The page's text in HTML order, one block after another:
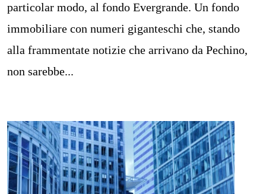
particolar modo, al fondo Evergrande. Un fondo
immobiliare con numeri giganteschi che, stando
alla frammentate notizie che arrivano da Pechino,
non sarebbe...